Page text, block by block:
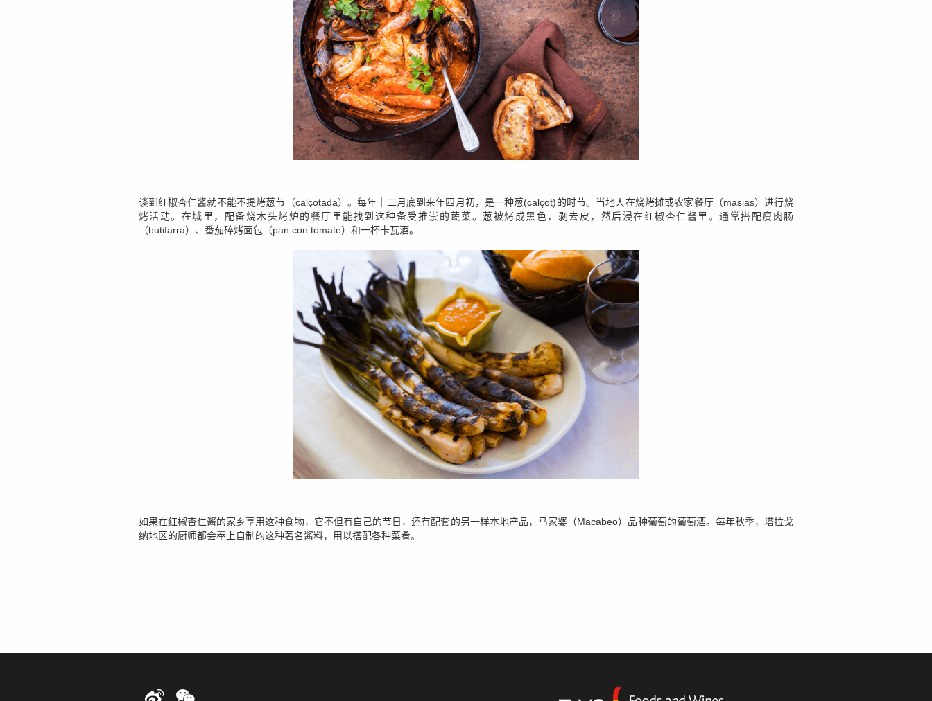
谈到红椒杏仁酱就不能不提烤葱节（calçotada）。每年十二月底到来年四月初，是一种葱(calçot)的时节。当地人在烧烤摊或农家餐厅（masias）进行烧
烤活动。在城里，配备烧木头烤炉的餐厅里能找到这种备受推崇的蔬菜。葱被烤成黑色，剥去皮，然后浸在红椒杏仁酱里。通常搭配瘦肉肠
（butifarra）、番茄碎烤面包（pan con tomate）和一杯卡瓦酒。
如果在红椒杏仁酱的家乡享用这种食物，它不但有自己的节日，还有配套的另一样本地产品，马家婆（Macabeo）品种葡萄的葡萄酒。每年秋季，塔拉戈
纳地区的厨师都会奉上自制的这种著名酱料，用以搭配各种菜肴。